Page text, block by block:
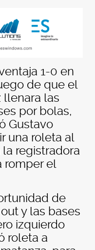
1-0 en
de que el
llenara las
por bolas,
Gustavo
una roleta al
registradora
romper el
de
y las bases
izquierdo
roleta a